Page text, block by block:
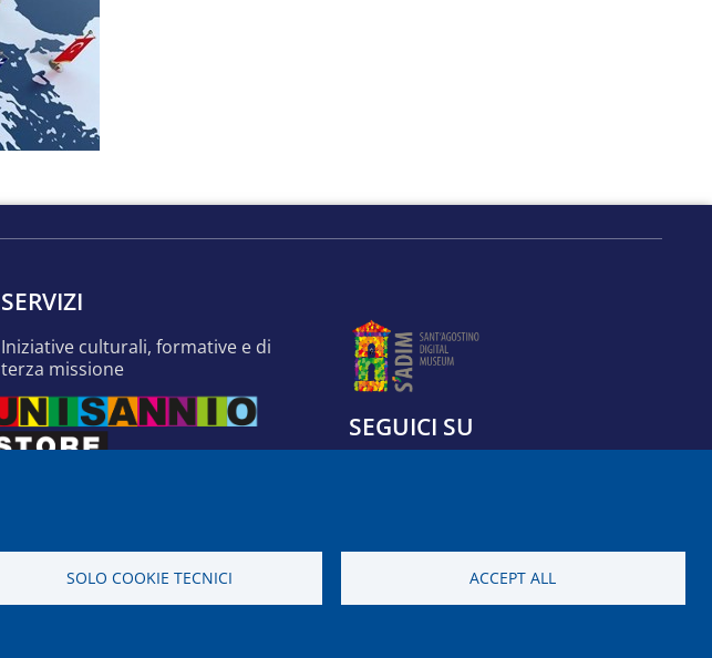
SERVIZI
iniziative culturali, formative e di
terza missione
SEGUICI SU
PODCAST APP
SOLO COOKIE TECNICI ACCEPT ALL